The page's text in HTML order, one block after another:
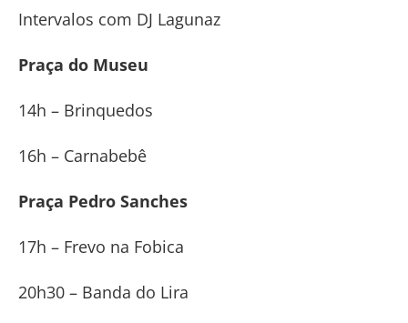
Intervalos com DJ Lagunaz
Praça do Museu
14h – Brinquedos
16h – Carnabebê
Praça Pedro Sanches
17h – Frevo na Fobica
20h30 – Banda do Lira